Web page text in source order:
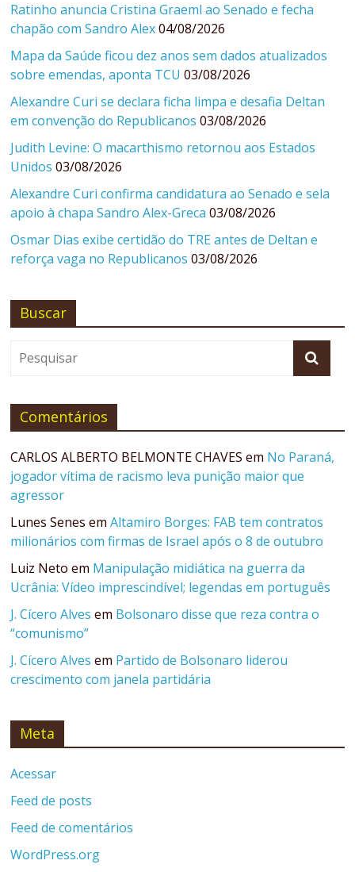
Ratinho anuncia Cristina Graeml ao Senado e fecha
chapão com Sandro Alex 04/08/2026
Mapa da Saúde ficou dez anos sem dados atualizados
sobre emendas, aponta TCU 03/08/2026
Alexandre Curi se declara ficha limpa e desafia Deltan
em convenção do Republicanos 03/08/2026
Judith Levine: O macarthismo retornou aos Estados
Unidos 03/08/2026
Alexandre Curi confirma candidatura ao Senado e sela
apoio à chapa Sandro Alex-Greca 03/08/2026
Osmar Dias exibe certidão do TRE antes de Deltan e
reforça vaga no Republicanos 03/08/2026
Buscar
Comentários
CARLOS ALBERTO BELMONTE CHAVES em No Paraná,
jogador vítima de racismo leva punição maior que
agressor
Lunes Senes emAltamiro Borges: FAB tem contratos
milionários com firmas de Israel após o 8 de outubro
Luiz Neto em Manipulação midiática na guerra da
Ucrânia: Vídeo imprescindível; legendas em português
J. Cícero Alves em Bolsonaro disse que reza contra o
“comunismo”
J. Cícero Alves em Partido de Bolsonaro liderou
crescimento com janela partidária
Meta
Acessar
Feed de posts
Feed de comentários
WordPress.org